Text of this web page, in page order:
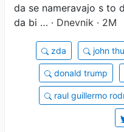
da se nameravajo s to
da bi … · Dnevnik · 2M
zda john
donald trump
raul guillermo